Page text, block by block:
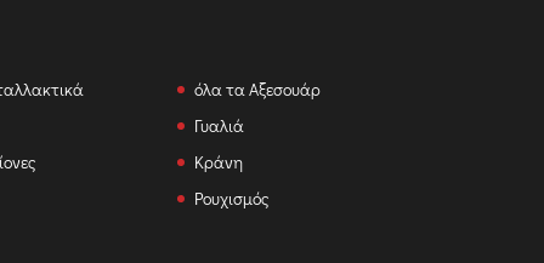
όλα τα Αξεσουάρ
Γυαλιά
Κράνη
Ρουχισμός